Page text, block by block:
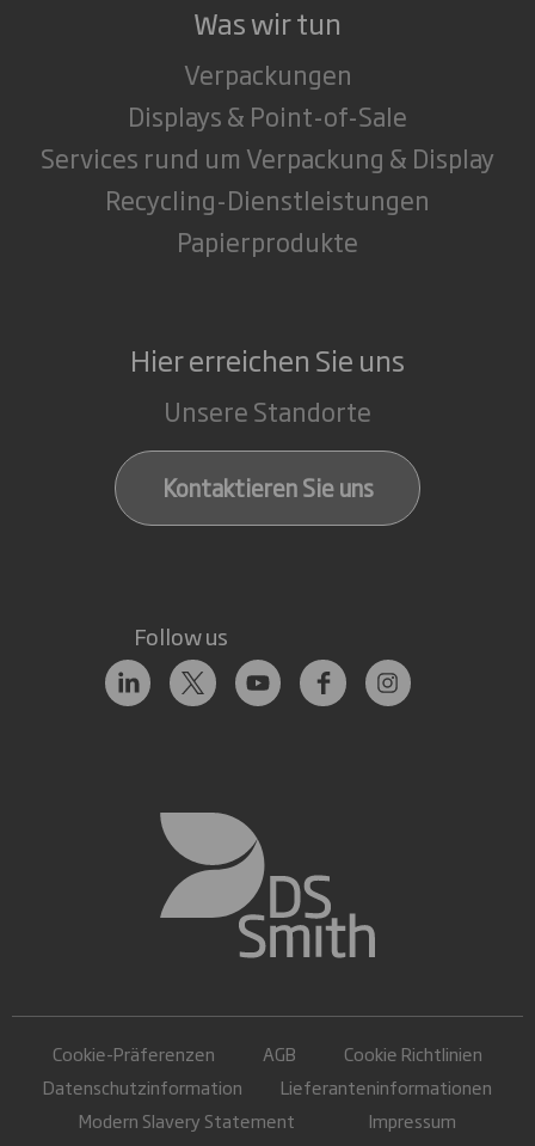
Was wir tun
Verpackungen
Displays & Point-of-Sale
Services rund um Verpackung & Display
Recycling-Dienstleistungen
Papierprodukte
Hier erreichen Sie uns
Unsere Standorte
Kontaktieren Sie uns
Follow us
Cookie-Präferenzen AGB
Cookie Richtlinien
Datenschutzinformation
Lieferanteninformationen
Modern Slavery Statement
Impressum